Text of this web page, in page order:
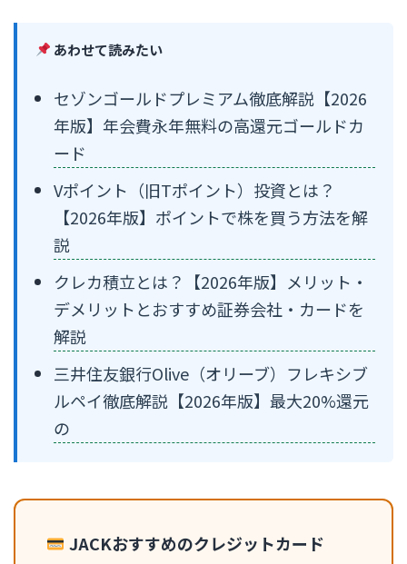
あわせて読みたい
セゾンゴールドプレミアム徹底解説【2026
年版】年会費永年無料の高還元ゴールドカ
ード
Vポイント（旧Tポイント）投資とは？
【2026年版】ポイントで株を買う方法を解
説
クレカ積立とは？【2026年版】メリット・
デメリットとおすすめ証券会社・カードを
解説
三井住友銀行Olive（オリーブ）フレキシブ
ルペイ徹底解説【2026年版】最大20%還元
の
JACKおすすめのクレジットカード